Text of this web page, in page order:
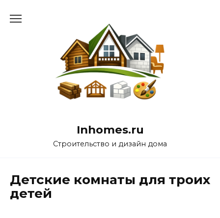
Inhomes.ru
Строительство и дизайн дома
Детские комнаты для троих
детей